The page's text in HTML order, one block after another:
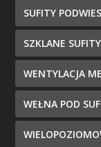
SUFITY
SZKLANE
WENTYLACJA
WEŁNA POD